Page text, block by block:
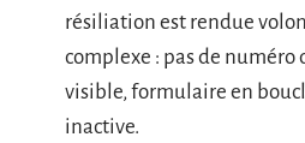
résiliation est rendue
complexe : pas de numéro
visible, formulaire en
inactive.